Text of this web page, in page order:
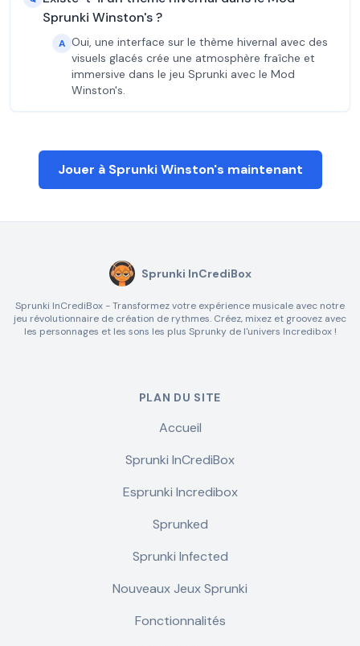
Sprunki Winston's ?
A Oui, une interface sur le thème hivernal avec des
visuels glacés crée une atmosphère fraîche et
immersive dans le jeu Sprunki avec le Mod
Winston's.
Jouer à Sprunki Winston's maintenant
Sprunki InCrediBox
Sprunki InCrediBox - Transformez votre expérience musicale avec notre
jeu révolutionnaire de création de rythmes. Créez, mixez et groovez avec
les personnages et les sons les plus Sprunky de l'univers Incredibox !
PLAN DU SITE
Accueil
Sprunki InCrediBox
Esprunki Incredibox
Sprunked
Sprunki Infected
Nouveaux Jeux Sprunki
Fonctionnalités